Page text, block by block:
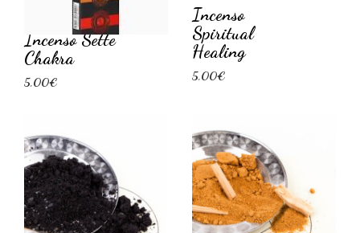
Incenso Sette
Chakra
5,00€
Incenso
Spiritual
Healing
5,00€